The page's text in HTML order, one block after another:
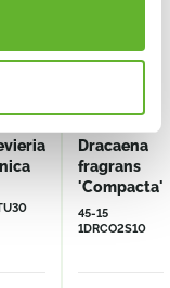
Dracaena
fragrans
'Compacta'
45-15
1DRCO2S10